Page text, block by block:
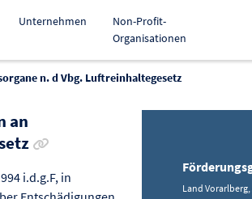
Unternehmen
Non-Profit-
Organisationen
n. d Vbg. Luftreinhaltegesetz
an
Link zur Förderung kopieren
i.d.g.F, in
Land